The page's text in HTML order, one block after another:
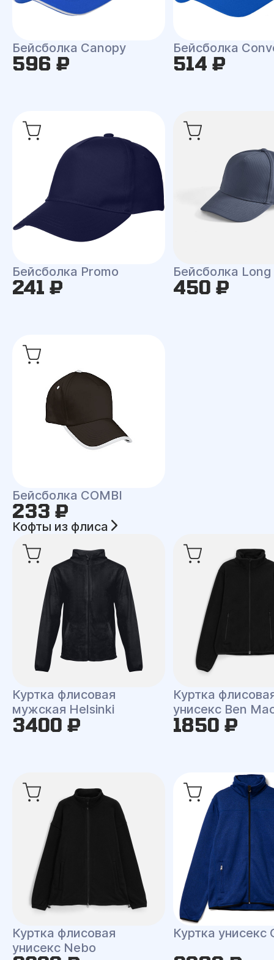
Бейсболка Canopy
596 ₽
Бейсболка
514 ₽
Бейсболка Promo
241 ₽
Бейсболка
450 ₽
Бейсболка COMBI
233 ₽
Кофты из флиса
Куртка флисовая
мужская Helsinki
3400 ₽
Куртка
унисекс Ben
1850 ₽
Куртка флисовая
унисекс Nebo
Куртка унисекс